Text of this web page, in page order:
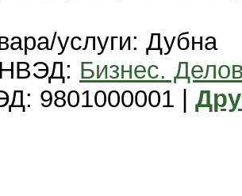
услуги: Дубна
Бизнес.
9801000001 |